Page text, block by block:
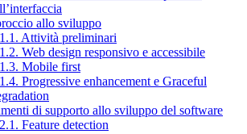
allo sviluppo
Attività preliminari
Web design responsivo e accessibile
Mobile first
Progressive enhancement e Graceful
di supporto allo sviluppo del software
Feature detection